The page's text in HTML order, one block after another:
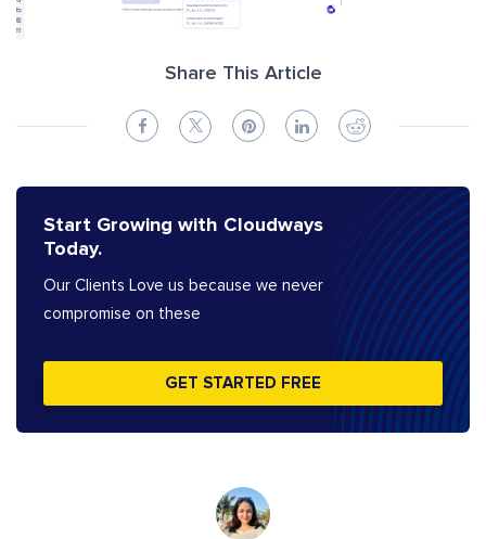
Share This Article
Start Growing with Cloudways
Today.
Our Clients Love us because we never
compromise on these
GET STARTED FREE